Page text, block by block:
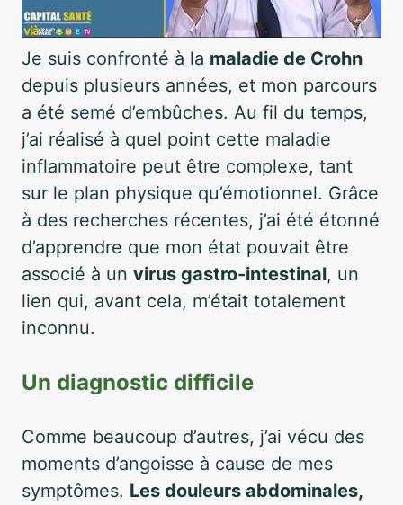
Je suis confronté à la maladie de Crohn
depuis plusieurs années, et mon parcours
a été semé d’embûches. Au fil du temps,
j’ai réalisé à quel point cette maladie
inflammatoire peut être complexe, tant
sur le plan physique qu’émotionnel. Grâce
à des recherches récentes, j’ai été étonné
d’apprendre que mon état pouvait être
associé à un virus gastro-intestinal, un
lien qui, avant cela, m’était totalement
inconnu.
Un diagnostic difficile
Comme beaucoup d’autres, j’ai vécu des
moments d’angoisse à cause de mes
symptômes. Les douleurs abdominales,